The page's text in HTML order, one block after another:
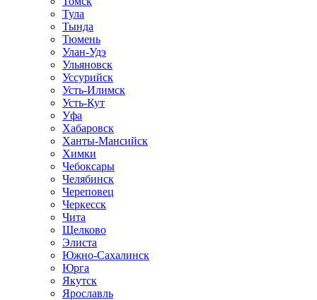
Тула
Тында
Тюмень
Улан-Удэ
Ульяновск
Уссурийск
Усть-Илимск
Усть-Кут
Уфа
Хабаровск
Ханты-Мансийск
Химки
Чебоксары
Челябинск
Череповец
Черкесск
Чита
Щелково
Элиста
Южно-Сахалинск
Юрга
Якутск
Ярославль